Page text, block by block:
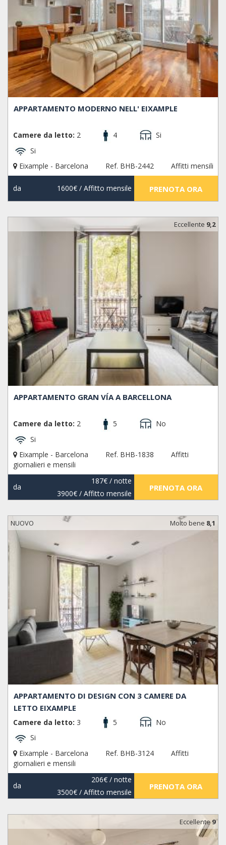
APPARTAMENTO MODERNO NELL' EIXAMPLE
Camere da letto: 2 4
Si
Si
Eixample - Barcelona
Ref. BHB-2442 Affitti mensili
da 1600€/ Affitto mensile PRENOTA ORA
Eccellente 9,2
APPARTAMENTO GRAN VÍA A BARCELLONA
Camere da letto: 2 5
No
Si
Eixample - Barcelona
Ref. BHB-1838
Affitti
giornalieri e mensili
da
187€/ notte
3900€/ Affitto mensile
PRENOTA ORA
NUOVO Molto bene 8,1
APPARTAMENTO DI DESIGN CON 3 CAMERE DA
LETTO EIXAMPLE
Camere da letto: 3 5
No
Si
Eixample - Barcelona
Ref. BHB-3124
Affitti
giornalieri e mensili
da
206€/ notte
3500€/ Affitto mensile
PRENOTA ORA
Eccellente9